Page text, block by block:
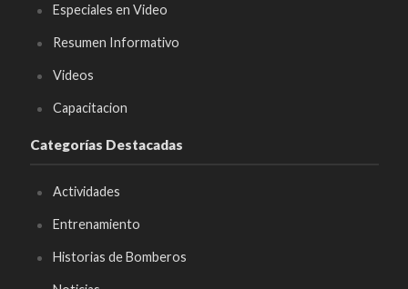
Especiales en Video
Resumen Informativo
Videos
Capacitacion
Categorías Destacadas
Actividades
Entrenamiento
Historias de Bomberos